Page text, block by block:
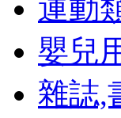
運動
嬰兒
雜誌,